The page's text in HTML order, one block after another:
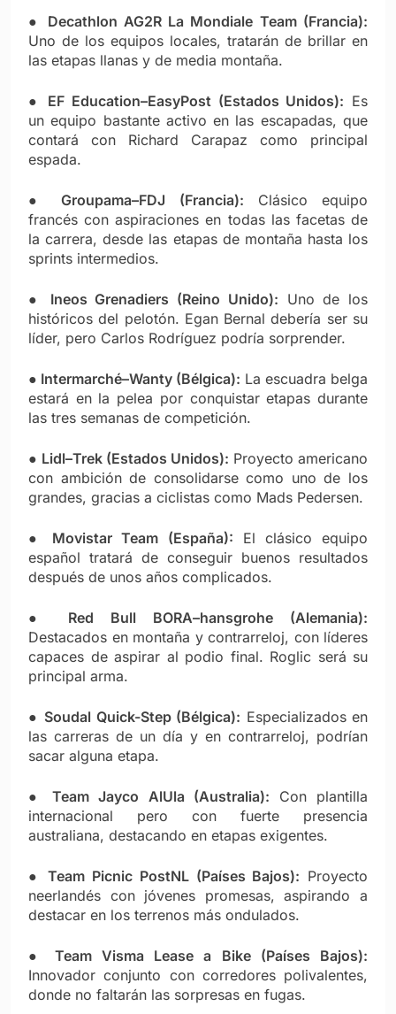
● Decathlon AG2R La Mondiale Team (Francia):
Uno de los equipos locales, tratarán de brillar en
las etapas llanas y de media montaña.
● EF Education–EasyPost (Estados Unidos): Es
un equipo bastante activo en las escapadas, que
contará con Richard Carapaz como principal
espada.
●Groupama–FDJ (Francia): Clásico equipo
francés con aspiraciones en todas las facetas de
la carrera, desde las etapas de montaña hasta los
sprints intermedios.
● Ineos Grenadiers (Reino Unido): Uno de los
históricos del pelotón. Egan Bernal debería ser su
líder, pero Carlos Rodríguez podría sorprender.
● Intermarché–Wanty (Bélgica): La escuadra belga
estará en la pelea por conquistar etapas durante
las tres semanas de competición.
● Lidl–Trek (Estados Unidos): Proyecto americano
con ambición de consolidarse como uno de los
grandes, gracias a ciclistas como Mads Pedersen.
● Movistar Team (España): El clásico equipo
español tratará de conseguir buenos resultados
después de unos años complicados.
● Red Bull BORA–hansgrohe (Alemania):
Destacados en montaña y contrarreloj, con líderes
capaces de aspirar al podio final. Roglic será su
principal arma.
● Soudal Quick-Step (Bélgica): Especializados en
las carreras de un día y en contrarreloj, podrían
sacar alguna etapa.
●Team Jayco AlUla (Australia): Con plantilla
internacional pero con fuerte presencia
australiana, destacando en etapas exigentes.
●Team Picnic PostNL (Países Bajos): Proyecto
neerlandés con jóvenes promesas, aspirando a
destacar en los terrenos más ondulados.
● Team Visma Lease a Bike (Países Bajos):
Innovador conjunto con corredores polivalentes,
donde no faltarán las sorpresas en fugas.